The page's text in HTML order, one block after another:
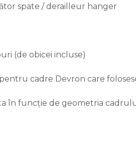
spate / derailleur hanger
(de obicei incluse)
cadre Devron care
în funcție de geometria